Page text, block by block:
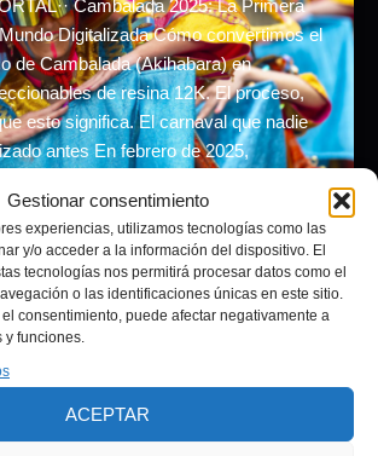
Gestionar consentimiento
experiencias, utilizamos tecnologías como las
y/o acceder a la información del dispositivo. El
tecnologías nos permitirá procesar datos como el
o las identificaciones únicas en este sitio.
consentimiento, puede afectar negativamente a
y funciones.
ACEPTAR
Cambalada 2025: La Primera
Digitalizada Cómo convertimos el
de Cambalada (Akihabara) en
de resina 12K. El proceso,
esto significa. El carnaval que nadie
antes En febrero de 2025,
Infantil y […]
Aviso legal